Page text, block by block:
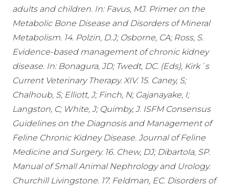
adults and children. In: Favus, MJ. Primer on the
Metabolic Bone Disease and Disorders of Mineral
Metabolism. 14. Polzin, D.J; Osborne, CA; Ross, S.
Evidence-based management of chronic kidney
disease. In: Bonagura, JD; Twedt, DC. (Eds), Kirk´s
Current Veterinary Therapy. XIV. 15. Caney, S;
Chalhoub, S; Elliott, J; Finch, N; Gajanayake, I;
Langston, C; White, J; Quimby, J. ISFM Consensus
Guidelines on the Diagnosis and Management of
Feline Chronic Kidney Disease. Journal of Feline
Medicine and Surgery. 16. Chew, DJ; Dibartola, SP.
Manual of Small Animal Nephrology and Urology.
Churchill Livingstone. 17. Feldman, EC. Disorders of